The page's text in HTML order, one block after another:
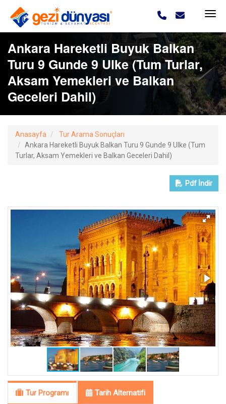
Ankara Hareketli Buyuk Balkan
Turu 9 Gunde 9 Ulke (Tum Turlar,
Aksam Yemekleri ve Balkan
Geceleri Dahil)
Anasayfa
Tur Arama Sonuçları
Ankara Hareketli Buyuk Balkan Turu 9 Gunde 9 Ulke (Tum
Turlar, Aksam Yemekleri ve Balkan Geceleri Dahil)
Pdf İndir
Tur Programı Tarih Alternatifi